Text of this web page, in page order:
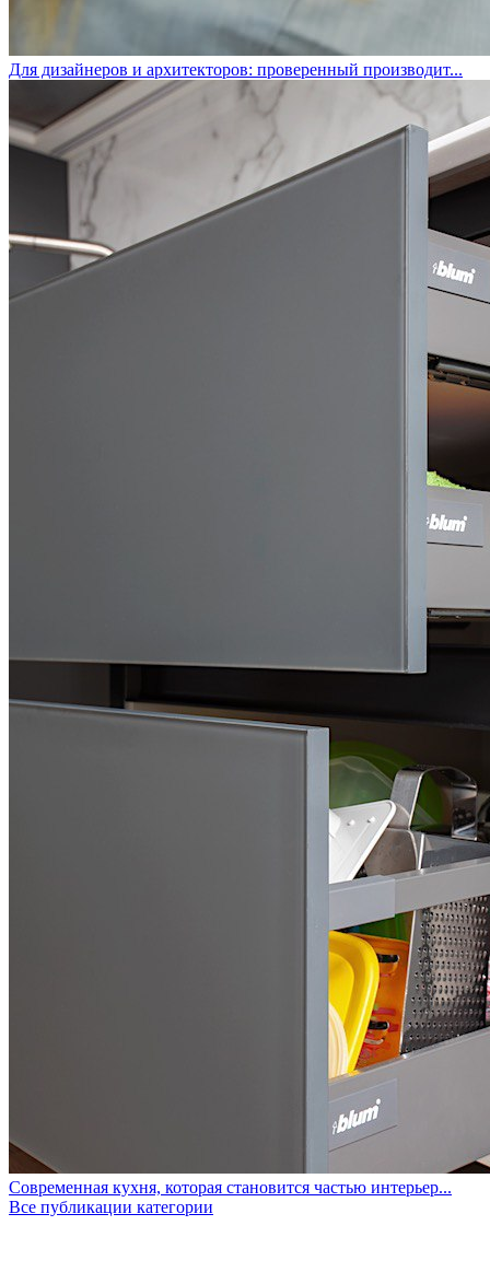
Для дизайнеров и архитекторов: проверенный производит...
Современная кухня, которая становится частью интерьер...
Все публикации категории